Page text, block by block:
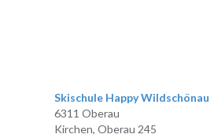
Skischule Happy Wildschönau
6311 Oberau
Kirchen, Oberau 245